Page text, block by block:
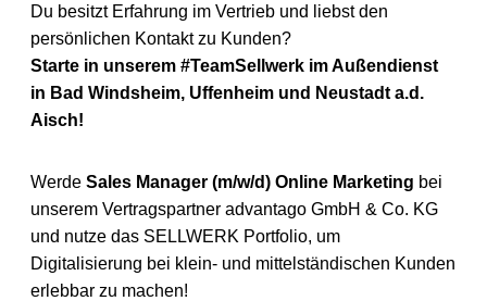
Du besitzt Erfahrung im Vertrieb und liebst den
persönlichen Kontakt zu Kunden?
Starte in unserem #TeamSellwerk im Außendienst
in Bad Windsheim, Uffenheim und Neustadt a.d.
Aisch!
WerdeSales Manager (m/w/d) Online Marketing bei
unserem Vertragspartner advantago GmbH & Co. KG
und nutze das SELLWERK Portfolio, um
Digitalisierung bei klein- und mittelständischen Kunden
erlebbar zu machen!